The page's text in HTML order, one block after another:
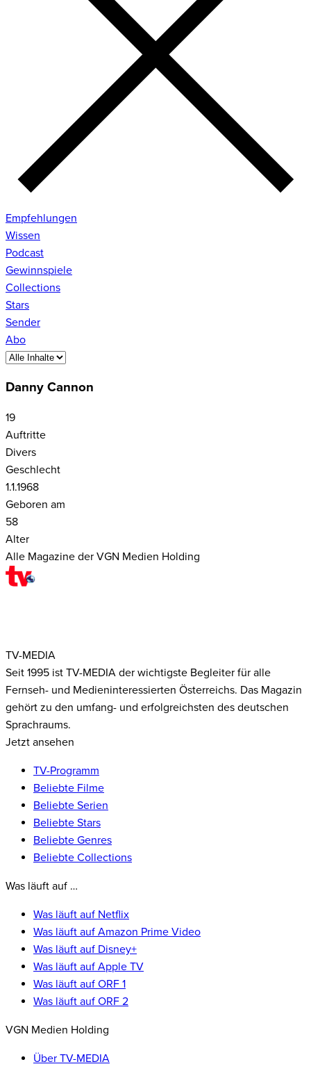
Empfehlungen
Wissen
Podcast
Gewinnspiele
Collections
Stars
Sender
Abo
Danny Cannon
19
Auftritte
Divers
Geschlecht
1.1.1968
Geboren am
58
Alter
Alle Magazine der VGN Medien Holding
TV-MEDIA
Seit 1995 ist TV-MEDIA der wichtigste Begleiter für alle
Fernseh- und Medieninteressierten Österreichs. Das Magazin
gehört zu den umfang- und erfolgreichsten des deutschen
Sprachraums.
Jetzt ansehen
TV-Programm
Beliebte Filme
Beliebte Serien
Beliebte Stars
Beliebte Genres
Beliebte Collections
Was läuft auf …
Was läuft auf Netflix
Was läuft auf Amazon Prime Video
Was läuft auf Disney+
Was läuft auf Apple TV
Was läuft auf ORF 1
Was läuft auf ORF 2
VGN Medien Holding
Über TV-MEDIA